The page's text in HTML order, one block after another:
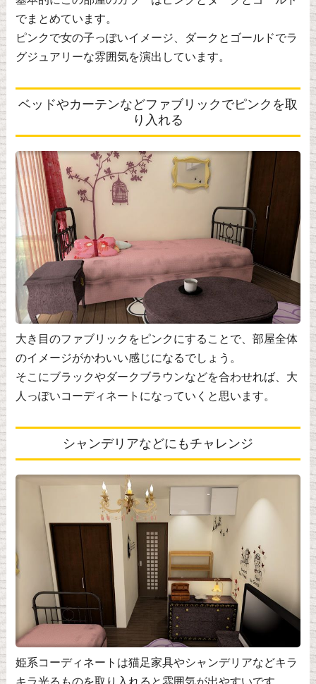
でまとめています。
ピンクで女の子っぽいイメージ、ダークとゴールドでラ
グジュアリーな雰囲気を演出しています。
ベッドやカーテンなどファブリックでピンクを取
り入れる
大き目のファブリックをピンクにすることで、部屋全体
のイメージがかわいい感じになるでしょう。
そこにブラックやダークブラウンなどを合わせれば、大
人っぽいコーディネートになっていくと思います。
シャンデリアなどにもチャレンジ
姫系コーディネートは猫足家具やシャンデリアなどキラ